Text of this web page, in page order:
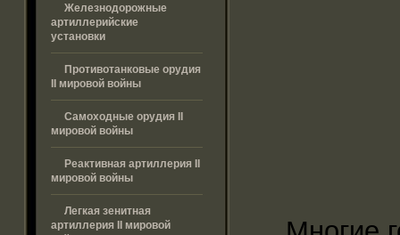
Железнодорожные
артиллерийские
установки
Противотанковые орудия
II мировой войны
Самоходные орудия II
мировой войны
Реактивная артиллерия II
мировой войны
Легкая зенитная
артиллерия II мировой